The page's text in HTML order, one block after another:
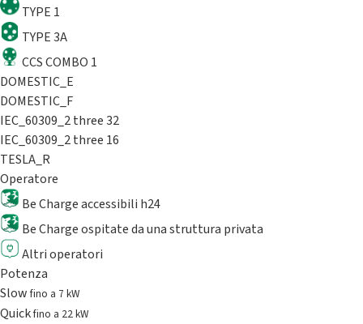
TYPE 1
TYPE 3A
CCS COMBO 1
DOMESTIC_E
DOMESTIC_F
IEC_60309_2 three 32
IEC_60309_2 three 16
TESLA_R
Operatore
Be Charge accessibili h24
Be Charge ospitate da una struttura privata
Altri operatori
Potenza
Slowfino a 7 kW
Quickfino a 22 kW